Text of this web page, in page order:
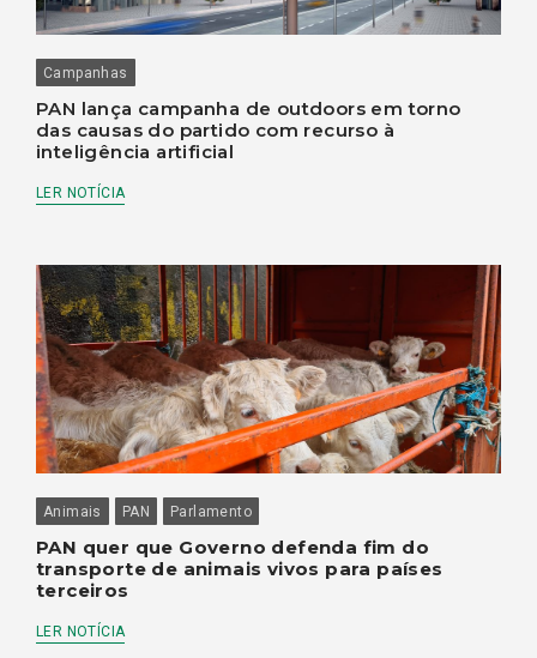
Campanhas
PAN lança campanha de outdoors em torno
das causas do partido com recurso à
inteligência artificial
LER NOTÍCIA
Animais PAN Parlamento
PAN quer que Governo defenda fim do
transporte de animais vivos para países
terceiros
LER NOTÍCIA